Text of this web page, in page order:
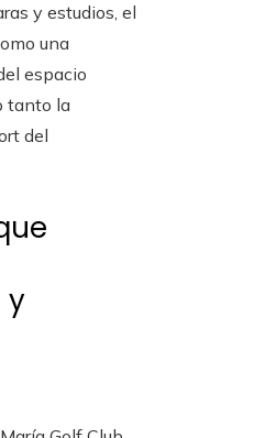
y estudios, el
una
espacio
tanto la
del
y